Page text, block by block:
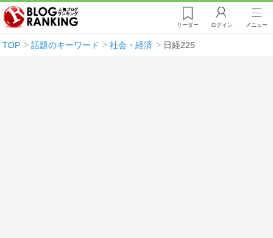
リーダー ログイン メニュー
TOP 話題のキーワード 社会・経済 日経225